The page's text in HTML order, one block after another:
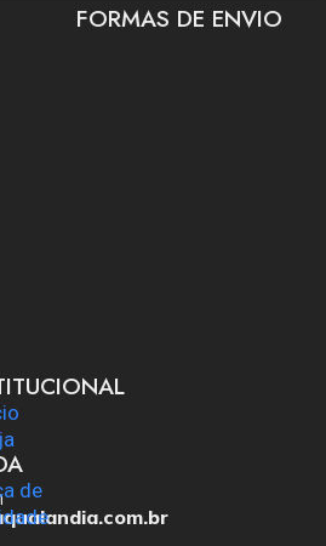
de
FORMAS DE ENVIO